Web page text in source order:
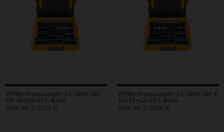
REMS Presszangen A1-32kN Set
UP 16+20+25 L-Boxx
Ürün no. 571171 R
REMS Presszangen A1-32kN Set V
15+18+22+28 L-Boxx
Ürün no. 571166 R